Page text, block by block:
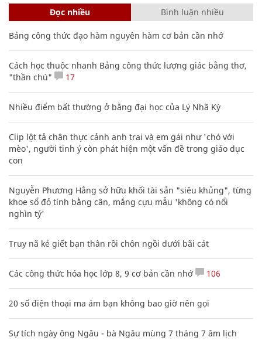
Đọc nhiều Bình luận nhiều
Bảng công thức đạo hàm nguyên hàm cơ bản cần nhớ
Cách học thuộc nhanh Bảng công thức lượng giác bằng thơ,
"thần chú"
17
Nhiều điểm bất thường ở bằng đại học của Lý Nhã Kỳ
Clip lột tả chân thực cảnh anh trai và em gái như 'chó với
mèo', người tinh ý còn phát hiện một vấn đề trong giáo dục
con
Nguyễn Phương Hằng sở hữu khối tài sản "siêu khủng", từng
khoe sổ đỏ tính bằng cân, mắng cựu mẫu 'không có nổi
nghìn tỷ'
Truy nã kẻ giết bạn thân rồi chôn ngồi dưới bãi cát
Các công thức hóa học lớp 8, 9 cơ bản cần nhớ 106
20 số điện thoại ma ám bạn không bao giờ nên gọi
Sự tích ngày ông Ngâu - bà Ngâu mùng 7 tháng 7 âm lịch